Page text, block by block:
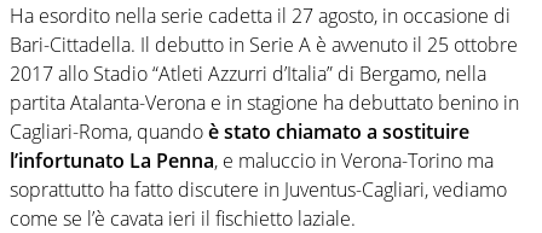
Ha esordito nella serie cadetta il 27 agosto, in occasione di
Bari-Cittadella. Il debutto in Serie A è avvenuto il 25 ottobre
2017 allo Stadio “Atleti Azzurri d’Italia” di Bergamo, nella
partita Atalanta-Verona e in stagione ha debuttato benino in
Cagliari-Roma, quandoè stato chiamato a sostituire
l’infortunato La Penna, e maluccio in Verona-Torino ma
soprattutto ha fatto discutere in Juventus-Cagliari, vediamo
come se l’è cavata ieri il fischietto laziale.